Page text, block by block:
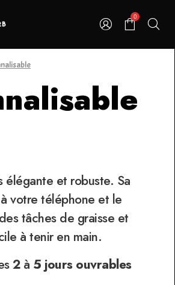
0
et robuste. Sa
votre téléphone et le
tâches de graisse et
à tenir en main.
2 à 5 jours ouvrables